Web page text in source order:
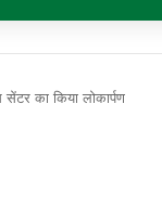
सेंटर का किया लोकार्पण